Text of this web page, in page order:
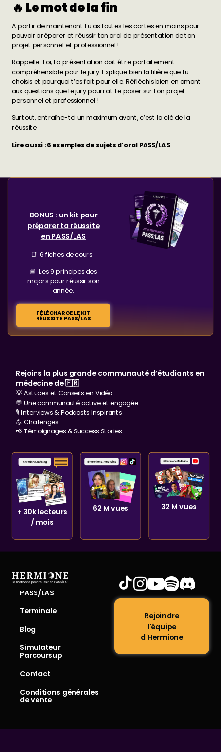
🔥 Le mot de la fin
A partir de maintenant tu as toutes les cartes en mains pour
pouvoir préparer et réussir ton oral de présentation de ton
projet personnel et professionnel !
Rappelle-toi, ta présentation doit être parfaitement
compréhensible pour le jury. Explique bien la filière que tu
choisis et pourquoi t’es fait pour elle. Réfléchis bien en amont
aux questions que le jury pourrait te poser sur ton projet
personnel et professionnel !
Surtout, entraîne-toi un maximum avant, c’est la clé de la
réussite.
Lire aussi :6 exemples de sujets d’oral PASS/LAS
BONUS : un kit pour
préparer ta réussite
en PASS/LAS
📑 6 fiches de cours
📘 Les 9 principes des
majors pour réussir son
année.
TÉLÉCHARGE LE KIT
RÉUSSITE PASS/LAS
Rejoins la plus grande communauté d’étudiants en
médecine de 🇫🇷
💡 Astuces et Conseils en Vidéo
💬 Une communauté active et engagée
🎙️ Interviews & Podcasts Inspirants
💪 Challenges
📢 Témoignages & Success Stories
+ 30k lecteurs
/ mois
62 M vues 32 M vues
PASS/LAS
Terminale
Blog
Simulateur
Parcoursup
Contact
Conditions générales
de vente
Rejoindre
l'équipe
d'Hermione